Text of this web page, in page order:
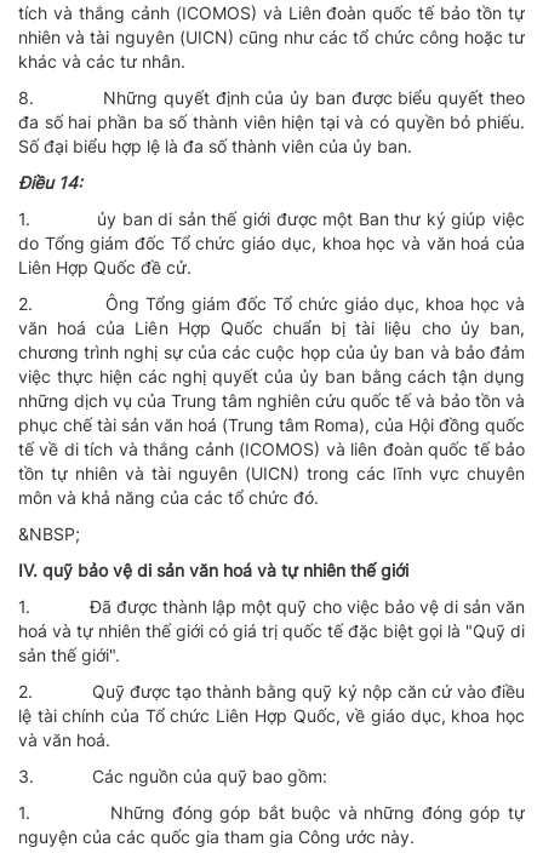
tích và thắng cảnh (ICOMOS) và Liên đoàn quốc tế bảo tồn tự
nhiên và tài nguyên (UICN) cũng như các tổ chức công hoặc tư
khác và các tư nhân.
8. Những quyết định của ủy ban được biểu quyết theo
đa số hai phần ba số thành viên hiện tại và có quyền bỏ phiếu.
Số đại biểu hợp lệ là đa số thành viên của ủy ban.
Ðiều 14:
1. ủy ban di sản thế giới được một Ban thư ký giúp việc
do Tổng giám đốc Tổ chức giáo dục, khoa học và văn hoá của
Liên Hợp Quốc đề cử.
2. Ông Tổng giám đốc Tổ chức giáo dục, khoa học và
văn hoá của Liên Hợp Quốc chuẩn bị tài liệu cho ủy ban,
chương trình nghị sự của các cuộc họp của ủy ban và bảo đảm
việc thực hiện các nghị quyết của ủy ban bằng cách tận dụng
những dịch vụ của Trung tâm nghiên cứu quốc tế và bảo tồn và
phục chế tài sản văn hoá (Trung tâm Roma), của Hội đồng quốc
tế về di tích và thắng cảnh (ICOMOS) và liên đoàn quốc tế bảo
tồn tự nhiên và tài nguyên (UICN) trong các lĩnh vực chuyên
môn và khả năng của các tổ chức đó.
&NBSP;
IV. quỹ bảo vệ di sản văn hoá và tự nhiên thế giới
1.Ðã được thành lập một quỹ cho việc bảo vệ di sản văn
hoá và tự nhiên thế giới có giá trị quốc tế đặc biệt gọi là "Quỹ di
sản thế giới".
2.Quỹ được tạo thành bằng quỹ ký nộp căn cứ vào điều
lệ tài chính của Tổ chức Liên Hợp Quốc, về giáo dục, khoa học
và văn hoá.
3. Các nguồn của quỹ bao gồm:
1. Những đóng góp bắt buộc và những đóng góp tự
nguyện của các quốc gia tham gia Công ước này.